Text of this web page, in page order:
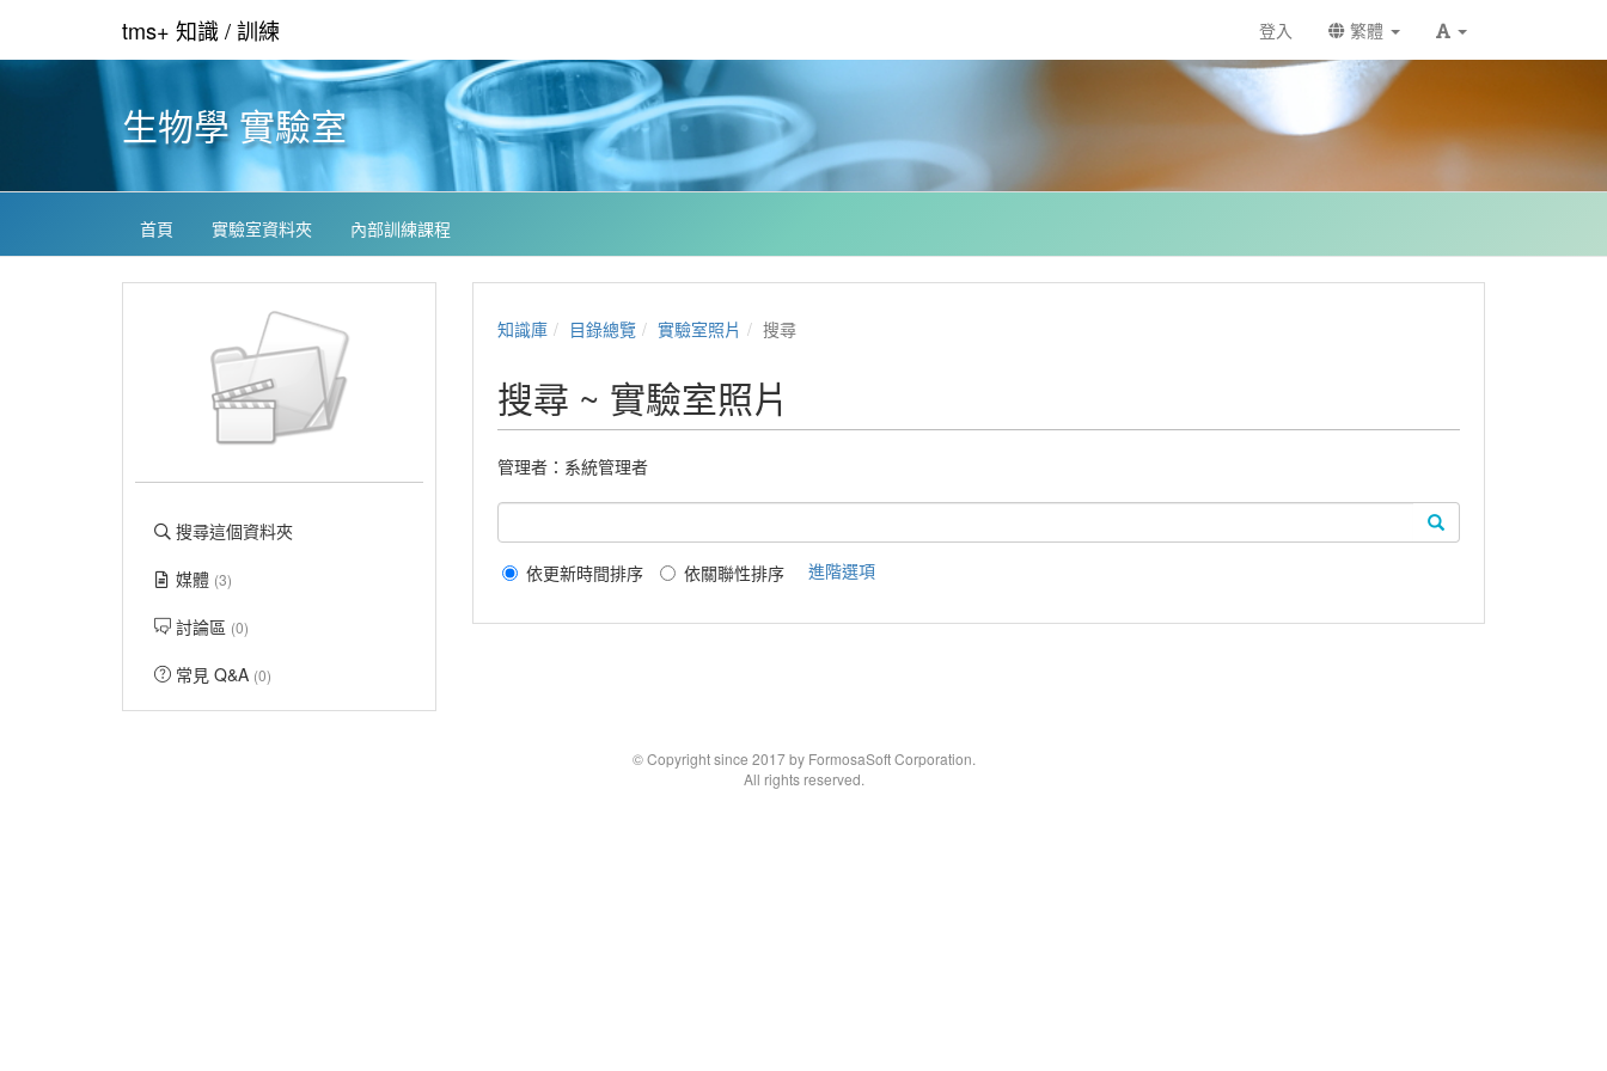
tms+ 知識 / 訓練 登入 繁體
生物學 實驗室
首頁 實驗室資料夾 內部訓練課程
搜尋這個資料夾
媒體 (3)
討論區 (0)
常見 Q&A (0)
知識庫 目錄總覽 實驗室照片 搜尋
搜尋 ~ 實驗室照片
管理者： 系統管理者
依更新時間排序 依關聯性排序 進階選項
© Copyright since 2017 by FormosaSoft Corporation.
All rights reserved.